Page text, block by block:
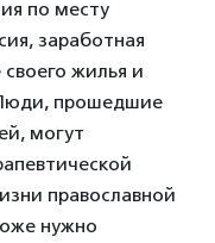
по месту
заработная
жилья и
прошедшие
могут
православной
нужно